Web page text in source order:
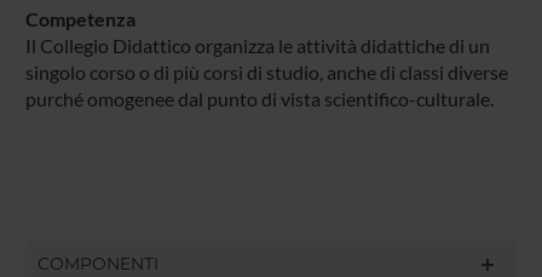
Competenza
Il Collegio Didattico organizza le attività didattiche di un
singolo corso o di più corsi di studio, anche di classi diverse
purché omogenee dal punto di vista scientifico-culturale.
COMPONENTI